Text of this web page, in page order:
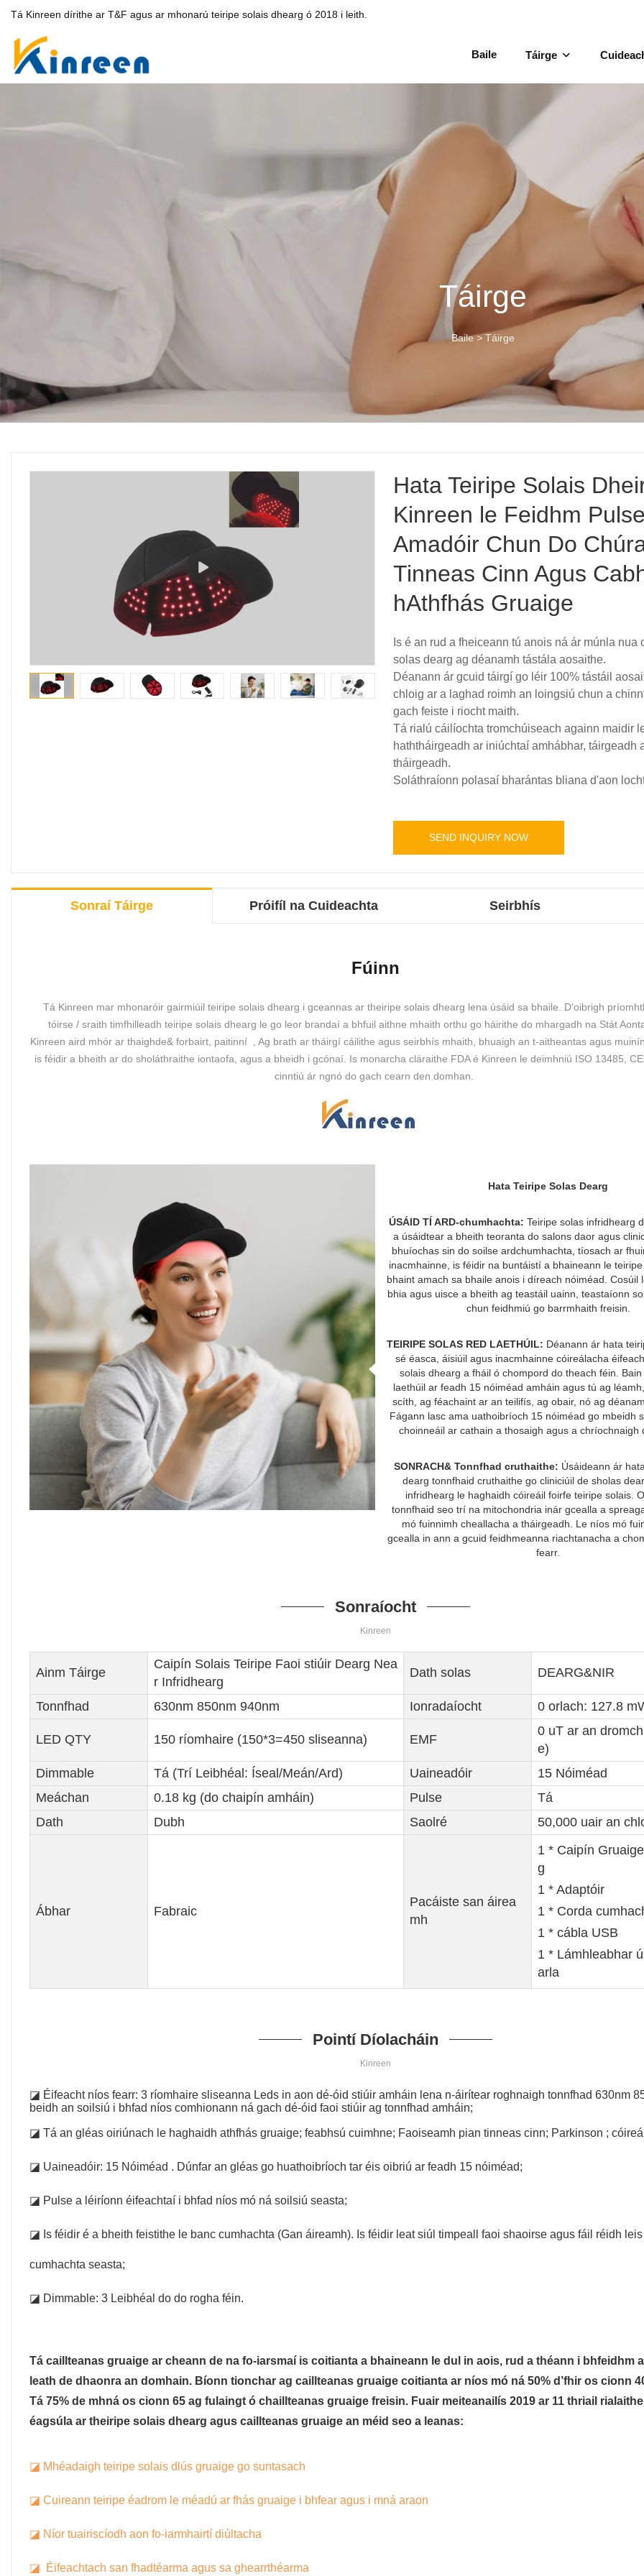
Tá Kinreen dírithe ar T&F agus ar mhonarú teiripe solais dhearg ó 2018 i leith.
Baile Táirge
Táirge
Baile > Táirge
Hata Teiripe Solais
Kinreen le Feidhm
Amadóir Chun Do
Tinneas Cinn Agus
hAthfhás Gruaige
Is é an rud a fheiceann tú anois ná ár múnla nua
solas dearg ag déanamh tástála aosaithe.
Déanann ár gcuid táirgí go léir 100% tástáil
chloig ar a laghad roimh an loingsiú chun a
gach feiste i riocht maith.
Tá rialú cáilíochta tromchúiseach againn maidir
haththáirgeadh ar iniúchtaí amhábhar, táirgeadh
tháirgeadh.
Soláthraíonn polasaí bharántas bliana d'aon
SEND INQUIRY NOW
Sonraí Táirge Próifíl na Cuideachta Seirbhís
Fúinn
Tá Kinreen mar mhonaróir gairmiúil teiripe solais dhearg i gceannas ar theiripe solais dhearg lena úsáid sa bhaile. D'oibrigh
tóirse / sraith timfhilleadh teiripe solais dhearg le go leor brandaí a bhfuil aithne mhaith orthu go háirithe do mhargadh na Stát
Kinreen aird mhór ar thaighde& forbairt, paitinní , Ag brath ar tháirgí cáilithe agus seirbhís mhaith, bhuaigh an t-aitheantas agus
is féidir a bheith ar do sholáthraithe iontaofa, agus a bheidh i gcónaí. Is monarcha cláraithe FDA é Kinreen le deimhniú ISO 13485,
cinntiú ár ngnó do gach cearn den domhan.
Hata Teiripe Solas Dearg
ÚSÁID TÍ ARD-chumhachta: Teiripe solas infridhearg
a úsáidtear a bheith teoranta do salons daor agus
bhuíochas sin do soilse ardchumhachta, tíosach ar
inacmhainne, is féidir na buntáistí a bhaineann le
bhaint amach sa bhaile anois i díreach nóiméad. Cosúil
bhia agus uisce a bheith ag teastáil uainn, teastaíonn
chun feidhmiú go barrmhaith freisin.
TEIRIPE SOLAS RED LAETHÚIL: Déanann ár hata
sé éasca, áisiúil agus inacmhainne cóireálacha
solais dhearg a fháil ó chompord do theach féin.
laethúil ar feadh 15 nóiméad amháin agus tú ag
scíth, ag féachaint ar an teilifís, ag obair, nó ag
Fágann lasc ama uathoibríoch 15 nóiméad go mbeidh
choinneáil ar cathain a thosaigh agus a chríochnaigh
SONRACH& Tonnfhad cruthaithe: Úsáideann ár
dearg tonnfhaid cruthaithe go cliniciúil de sholas
infridhearg le haghaidh cóireáil foirfe teiripe solais.
tonnfhaid seo trí na mitochondria inár gcealla a
mó fuinnimh cheallacha a tháirgeadh. Le níos mó
gcealla in ann a gcuid feidhmeanna riachtanacha a
fearr.
Sonraíocht
Kinreen
Ainm Táirge
Caipín Solais Teiripe Faoi stiúir Dearg Nea
r Infridhearg
Dath solas DEARG&NIR
Tonnfhad 630nm 850nm 940nm Ionradaíocht 0 orlach: 127.8
LED QTY 150 ríomhaire (150*3=450 sliseanna) EMF
0 uT ar an
e)
Dimmable
Tá (Trí Leibhéal: Íseal/Meán/Ard) Uaineadóir
15 Nóiméad
Meáchan
0.18 kg (do chaipín amháin) Pulse
Tá
Dath
Dubh Saolré 50,000 uair an
Ábhar Fabraic
Pacáiste san áirea
mh
1 * Caipín
g
1 * Adaptóir
1 * Corda
1 * cábla USB
1 * Lámhleabhar
arla
Pointí Díolacháin
Kinreen
◪ Éifeacht níos fearr: 3 ríomhaire sliseanna Leds in aon dé-óid stiúir amháin lena n-áirítear roghnaigh tonnfhad 630nm
beidh an soilsiú i bhfad níos comhionann ná gach dé-óid faoi stiúir ag tonnfhad amháin;
◪ Tá an gléas oiriúnach le haghaidh athfhás gruaige; feabhsú cuimhne; Faoiseamh pian tinneas cinn; Parkinson ;
◪ Uaineadóir: 15 Nóiméad . Dúnfar an gléas go huathoibríoch tar éis oibriú ar feadh 15 nóiméad;
◪ Pulse a léiríonn éifeachtaí i bhfad níos mó ná soilsiú seasta;
◪ Is féidir é a bheith feistithe le banc cumhachta (Gan áireamh). Is féidir leat siúl timpeall faoi shaoirse agus fáil réidh
cumhachta seasta;
◪ Dimmable: 3 Leibhéal do do rogha féin.
Tá caillteanas gruaige ar cheann de na fo-iarsmaí is coitianta a bhaineann le dul in aois, rud a théann i bhfeidhm
leath de dhaonra an domhain. Bíonn tionchar ag caillteanas gruaige coitianta ar níos mó ná 50% d’fhir os cionn
Tá 75% de mhná os cionn 65 ag fulaingt ó chaillteanas gruaige freisin. Fuair ​​​​meiteanailís 2019 ar 11 thriail
éagsúla ar theiripe solais dhearg agus caillteanas gruaige an méid seo a leanas:
◪ Mhéadaigh teiripe solais dlús gruaige go suntasach
◪ Cuireann teiripe éadrom le méadú ar fhás gruaige i bhfear agus i mná araon
◪ Níor tuairiscíodh aon fo-iarmhairtí diúltacha
◪ Éifeachtach san fhadtéarma agus sa ghearrthéarma